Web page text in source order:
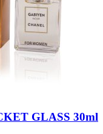
GLASS 30ml